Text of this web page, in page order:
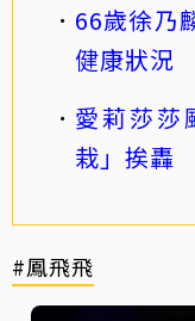
66歲徐乃
健康狀況
愛莉莎莎
栽」挨轟
#鳳飛飛